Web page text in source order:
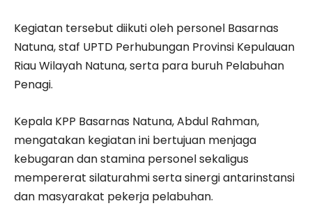
Kegiatan tersebut diikuti oleh personel Basarnas
Natuna, staf UPTD Perhubungan Provinsi Kepulauan
Riau Wilayah Natuna, serta para buruh Pelabuhan
Penagi.
Kepala KPP Basarnas Natuna, Abdul Rahman,
mengatakan kegiatan ini bertujuan menjaga
kebugaran dan stamina personel sekaligus
mempererat silaturahmi serta sinergi antarinstansi
dan masyarakat pekerja pelabuhan.